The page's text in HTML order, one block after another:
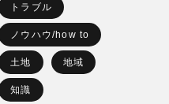
トラブル
ノウハウ/how to
土地 地域
知識